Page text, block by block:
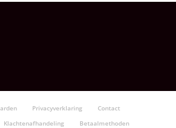
Privacyverklaring
Contact
Klachtenafhandeling
Betaalmethoden